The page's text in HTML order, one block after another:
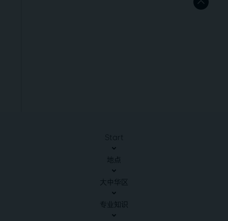
Start
地点
大中华区
专业知识